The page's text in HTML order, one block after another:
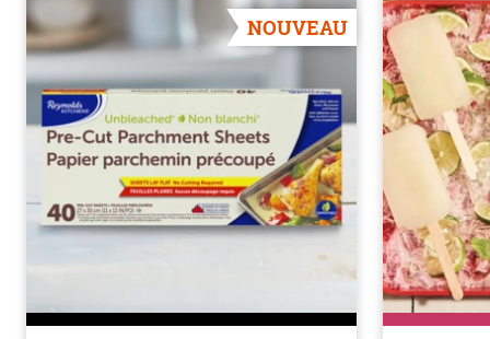
NOUVEAU